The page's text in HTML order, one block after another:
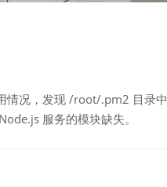
情况，发现 /root/.pm2 目录中
服务的模块缺失。